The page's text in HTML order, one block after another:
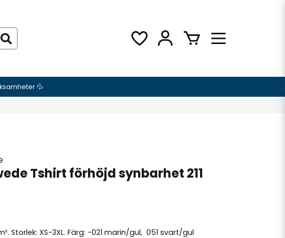
💦
Tshirt förhöjd synbarhet 211
Storlek: XS-3XL. Färg: -021 marin/gul, 051 svart/gul